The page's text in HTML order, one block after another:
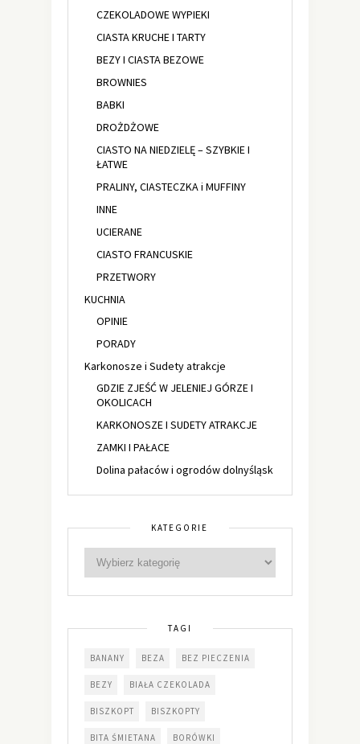
CZEKOLADOWE WYPIEKI
CIASTA KRUCHE I TARTY
BEZY I CIASTA BEZOWE
BROWNIES
BABKI
DROŻDŻOWE
CIASTO NA NIEDZIELĘ – SZYBKIE I
ŁATWE
PRALINY, CIASTECZKA i MUFFINY
INNE
UCIERANE
CIASTO FRANCUSKIE
PRZETWORY
KUCHNIA
OPINIE
PORADY
Karkonosze i Sudety atrakcje
GDZIE ZJEŚĆ W JELENIEJ GÓRZE I
OKOLICACH
KARKONOSZE I SUDETY ATRAKCJE
ZAMKI I PAŁACE
Dolina pałaców i ogrodów dolnyśląsk
KATEGORIE
TAGI
BANANY BEZA BEZ PIECZENIA
BEZY BIAŁA CZEKOLADA
BISZKOPT BISZKOPTY
BITA ŚMIETANA BORÓWKI